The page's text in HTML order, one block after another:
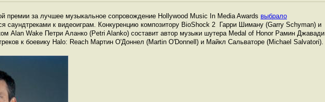
премии за лучшее музыкальное сопровождение Hollywood Music In Media Awards выбрало
саундтреками к видеоиграм. Конкуренцию композитору BioShock 2 Гарри Шиману (Garry Schyman) и
Alan Wake Петри Аланко (Petri Alanko) составит автор музыки шутера Medal of Honor Рамин Джавади
к боевику Halo: Reach Мартин О'Доннел (Martin O'Donnell) и Майкл Сальваторе (Michael Salvatori).